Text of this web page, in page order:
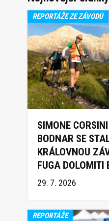
REPORTÁŽE ZE ZÁVODŮ
SIMONE
BODNAR SE
KRÁLOVNOU
FUGA DOLOMITI
TRAIL 2026
29. 7. 2026
REPORTÁŽE